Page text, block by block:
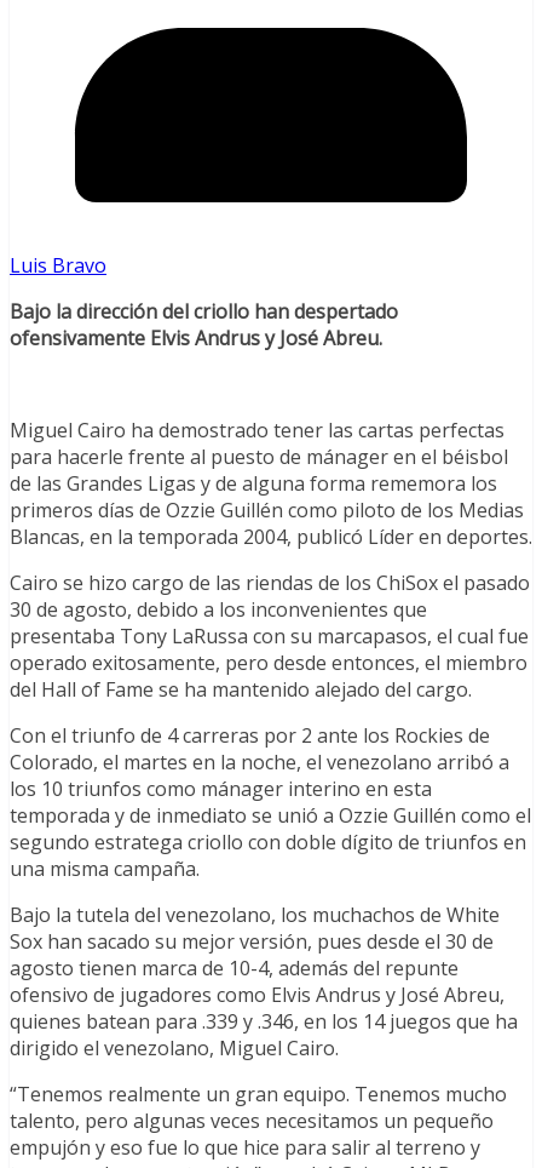
Luis Bravo
Bajo la dirección del criollo han despertado
ofensivamente Elvis Andrus y José Abreu.
Miguel Cairo ha demostrado tener las cartas perfectas
para hacerle frente al puesto de mánager en el béisbol
de las Grandes Ligas y de alguna forma rememora los
primeros días de Ozzie Guillén como piloto de los Medias
Blancas, en la temporada 2004, publicó Líder en deportes.
Cairo se hizo cargo de las riendas de los ChiSox el pasado
30 de agosto, debido a los inconvenientes que
presentaba Tony LaRussa con su marcapasos, el cual fue
operado exitosamente, pero desde entonces, el miembro
del Hall of Fame se ha mantenido alejado del cargo.
Con el triunfo de 4 carreras por 2 ante los Rockies de
Colorado, el martes en la noche, el venezolano arribó a
los 10 triunfos como mánager interino en esta
temporada y de inmediato se unió a Ozzie Guillén como el
segundo estratega criollo con doble dígito de triunfos en
una misma campaña.
Bajo la tutela del venezolano, los muchachos de White
Sox han sacado su mejor versión, pues desde el 30 de
agosto tienen marca de 10-4, además del repunte
ofensivo de jugadores como Elvis Andrus y José Abreu,
quienes batean para .339 y .346, en los 14 juegos que ha
dirigido el venezolano, Miguel Cairo.
“Tenemos realmente un gran equipo. Tenemos mucho
talento, pero algunas veces necesitamos un pequeño
empujón y eso fue lo que hice para salir al terreno y